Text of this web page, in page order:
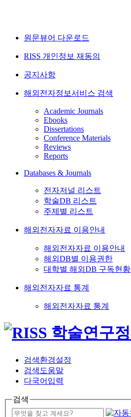
원문뷰어 다운로드
RISS 개인정보 재동의
공지사항
해외전자정보서비스 검색
Academic Journals
Ebooks
Dissertations
Conference Materials
Reviews
Reports
Databases & Journals
전자저널 리스트
학술DB 리스트
주제별 리스트
해외전자자료 이용안내
해외전자자료 이용안내
해외DB별 이용권한
대학별 해외DB 구독현황
해외전자자료 통계
해외전자자료 통계
검색환경설정
검색도움말
다국어입력
검색